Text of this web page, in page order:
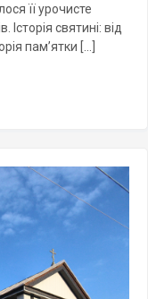
її урочисте
Історія святині: від
пам’ятки […]